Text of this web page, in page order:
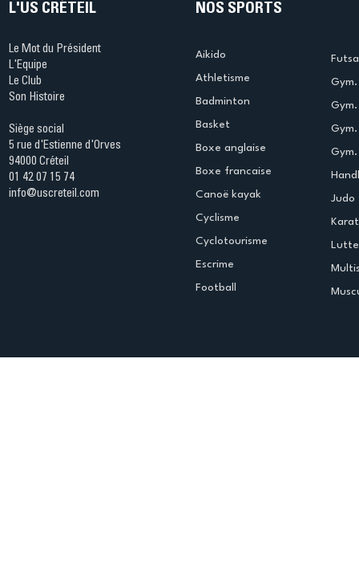
L'US CRÉTEIL
Le Mot du Président
L'Equipe
Le Club
Son Histoire
Siège social
5 rue d'Estienne d'Orves
94000 Créteil
01 42 07 15 74
info@uscreteil.com
NOS SPORTS
Aikido
Athletisme
Badminton
Basket
Boxe anglaise
Boxe francaise
Canoë kayak
Cyclisme
Cyclotourisme
Escrime
Football
Judo
Lutte